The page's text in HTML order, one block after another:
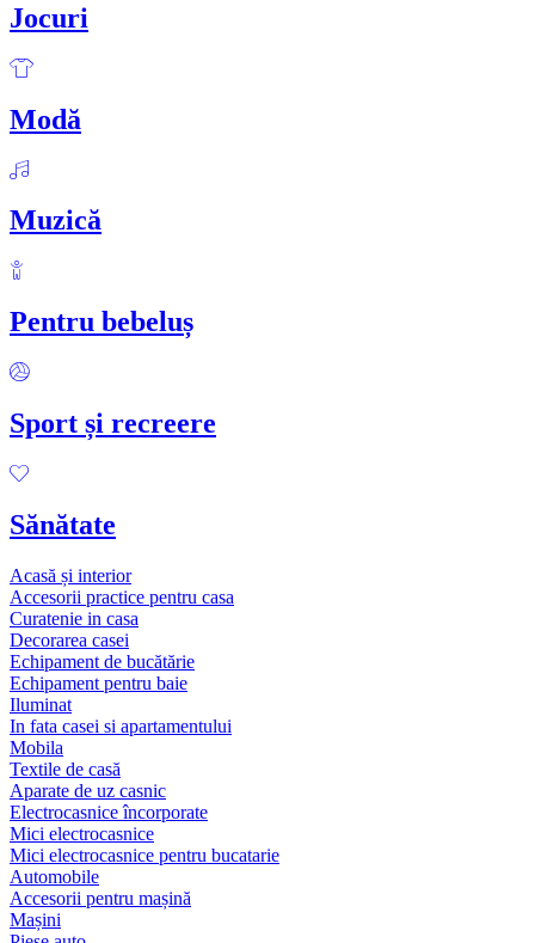
Jocuri
Modă
Muzică
Pentru bebeluș
Sport și recreere
Sănătate
Acasă și interior
Accesorii practice pentru casa
Curatenie in casa
Decorarea casei
Echipament de bucătărie
Echipament pentru baie
Iluminat
In fata casei si apartamentului
Mobila
Textile de casă
Aparate de uz casnic
Electrocasnice încorporate
Mici electrocasnice
Mici electrocasnice pentru bucatarie
Automobile
Accesorii pentru mașină
Mașini